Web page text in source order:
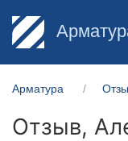
Арматура
Отзыв,